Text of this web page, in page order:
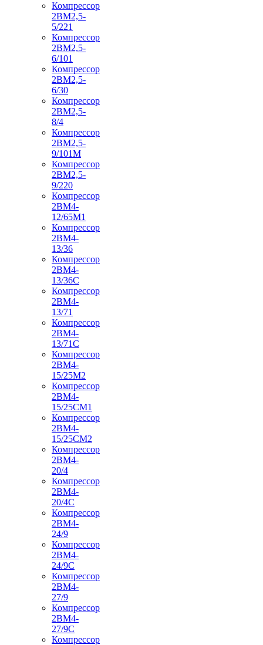
Компрессор
2ВМ2,5-
5/221
Компрессор
2ВМ2,5-
6/101
Компрессор
2ВМ2,5-
6/30
Компрессор
2ВМ2,5-
8/4
Компрессор
2ВМ2,5-
9/101М
Компрессор
2ВМ2,5-
9/220
Компрессор
2ВМ4-
12/65М1
Компрессор
2ВМ4-
13/36
Компрессор
2ВМ4-
13/36С
Компрессор
2ВМ4-
13/71
Компрессор
2ВМ4-
13/71С
Компрессор
2ВМ4-
15/25М2
Компрессор
2ВМ4-
15/25СМ1
Компрессор
2ВМ4-
15/25СМ2
Компрессор
2ВМ4-
20/4
Компрессор
2ВМ4-
20/4С
Компрессор
2ВМ4-
24/9
Компрессор
2ВМ4-
24/9С
Компрессор
2ВМ4-
27/9
Компрессор
2ВМ4-
27/9С
Компрессор